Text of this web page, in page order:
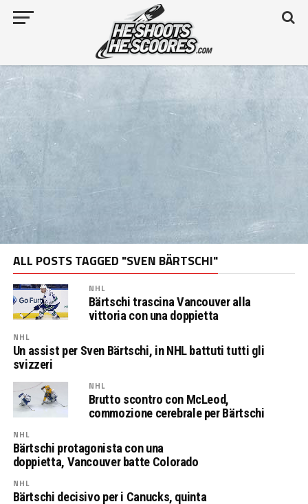
ALL POSTS TAGGED "SVEN BÄRTSCHI"
NHL
Bärtschi trascina Vancouver alla
vittoria con una doppietta
NHL
Un assist per Sven Bärtschi, in NHL battuti tutti gli
svizzeri
NHL
Brutto scontro con McLeod,
commozione cerebrale per Bärtschi
NHL
Bärtschi protagonista con una
doppietta, Vancouver batte Colorado
NHL
Bärtschi decisivo per i Canucks, quinta